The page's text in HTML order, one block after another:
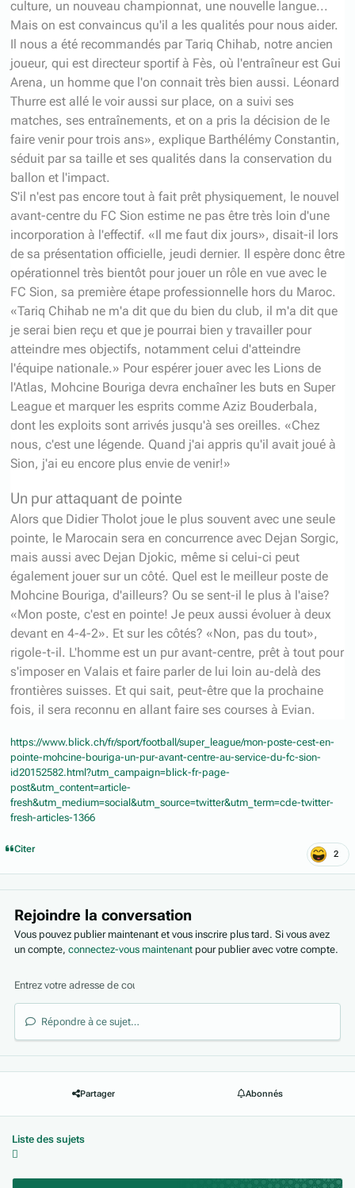
culture, un nouveau championnat, une nouvelle langue...
Mais on est convaincus qu'il a les qualités pour nous aider.
Il nous a été recommandés par Tariq Chihab, notre ancien
joueur, qui est directeur sportif à Fès, où l'entraîneur est Gui
Arena, un homme que l'on connait très bien aussi. Léonard
Thurre est allé le voir aussi sur place, on a suivi ses
matches, ses entraînements, et on a pris la décision de le
faire venir pour trois ans», explique Barthélémy Constantin,
séduit par sa taille et ses qualités dans la conservation du
ballon et l'impact.
S'il n'est pas encore tout à fait prêt physiquement, le nouvel
avant-centre du FC Sion estime ne pas être très loin d'une
incorporation à l'effectif. «Il me faut dix jours», disait-il lors
de sa présentation officielle, jeudi dernier. Il espère donc être
opérationnel très bientôt pour jouer un rôle en vue avec le
FC Sion, sa première étape professionnelle hors du Maroc.
«Tariq Chihab ne m'a dit que du bien du club, il m'a dit que
je serai bien reçu et que je pourrai bien y travailler pour
atteindre mes objectifs, notamment celui d'atteindre
l'équipe nationale.» Pour espérer jouer avec les Lions de
l'Atlas, Mohcine Bouriga devra enchaîner les buts en Super
League et marquer les esprits comme Aziz Bouderbala,
dont les exploits sont arrivés jusqu'à ses oreilles. «Chez
nous, c'est une légende. Quand j'ai appris qu'il avait joué à
Sion, j'ai eu encore plus envie de venir!»
Un pur attaquant de pointe
Alors que Didier Tholot joue le plus souvent avec une seule
pointe, le Marocain sera en concurrence avec Dejan Sorgic,
mais aussi avec Dejan Djokic, même si celui-ci peut
également jouer sur un côté. Quel est le meilleur poste de
Mohcine Bouriga, d'ailleurs? Ou se sent-il le plus à l'aise?
«Mon poste, c'est en pointe! Je peux aussi évoluer à deux
devant en 4-4-2». Et sur les côtés? «Non, pas du tout»,
rigole-t-il. L'homme est un pur avant-centre, prêt à tout pour
s'imposer en Valais et faire parler de lui loin au-delà des
frontières suisses. Et qui sait, peut-être que la prochaine
fois, il sera reconnu en allant faire ses courses à Evian.
https://www.blick.ch/fr/sport/football/super_league/mon-poste-cest-en-
pointe-mohcine-bouriga-un-pur-avant-centre-au-service-du-fc-sion-
id20152582.html?utm_campaign=blick-fr-page-
post&utm_content=article-
fresh&utm_medium=social&utm_source=twitter&utm_term=cde-twitter-
fresh-articles-1366
Citer 2
Rejoindre la conversation
Vous pouvez publier maintenant et vous inscrire plus tard. Si vous avez
un compte,connectez-vous maintenant pour publier avec votre compte.
Répondre à ce sujet…
Partager Abonnés
Liste des sujets